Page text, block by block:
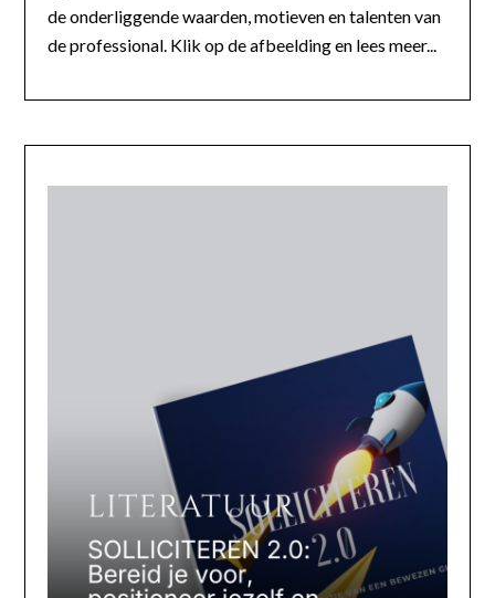
de onderliggende waarden, motieven en talenten van
de professional. Klik op de afbeelding en lees meer...